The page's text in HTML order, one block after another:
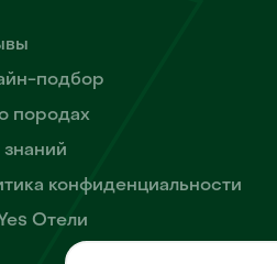
подбор
породах
знаний
конфиденциальности
Отели